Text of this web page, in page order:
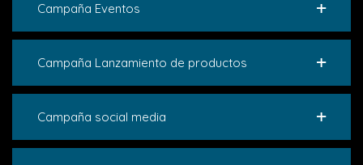
Campaña Eventos
Campaña Lanzamiento de productos
Campaña social media